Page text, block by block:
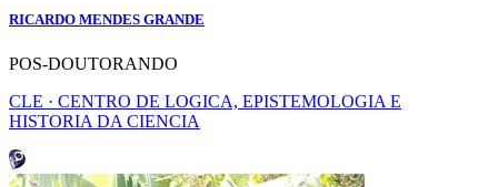
RICARDO MENDES GRANDE
POS-DOUTORANDO
CLE · CENTRO DE LOGICA, EPISTEMOLOGIA E
HISTORIA DA CIENCIA